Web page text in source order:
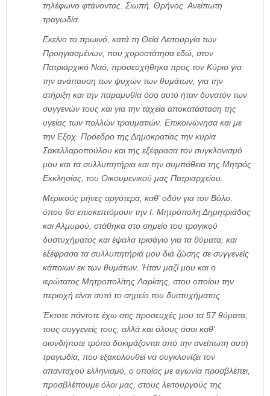
τηλέφωνο φτάνοντας. Σιωπή. Θρήνος. Ανείπωτη
τραγωδία.
Εκείνο το πρωινό, κατά τη Θεία Λειτουργία των
Προηγιασμένων, που χοροστάτησα εδώ, στον
Πατριαρχικό Ναό, προσευχήθηκα προς τον Κύριο για
την ανάπαυση των ψυχών των θυμάτων, για την
στήριξη και την παραμυθία όσο αυτό ήταν δυνατόν των
συγγενών τους και για την ταχεία αποκατάσταση της
υγείας των πολλών τραυματιών. Επικοινώνησα και με
την Εξοχ. Πρόεδρο της Δημοκρατίας την κυρία
Σακελλαροπούλου και της εξέφρασα τον συγκλονισμό
μου και τα συλλυπητήρια και την συμπάθεια της Μητρός
Εκκλησίας, του Οικουμενικού μας Πατριαρχείου.
Μερικούς μήνες αργότερα, καθ’ οδόν για τον Βόλο,
όπου θα επισκεπτόμουν την Ι. Μητρόπολη Δημητριάδος
και Αλμυρού, στάθηκα στο σημείο του τραγικού
δυστυχήματος και έψαλα τρισάγιο για τα θύματα, και
εξέφρασα τα συλλυπητήριά μου διά ζώσης σε συγγενείς
κάποιων εκ των θυμάτων. Ήταν μαζί μου και ο
ιερώτατος Μητροπολίτης Λαρίσης, στου οποίου την
περιοχή είναι αυτό το σημείο του δυστυχήματος.
Έκτοτε πάντοτε έχω στις προσευχές μου τα 57 θύματα,
τους συγγενείς τους, αλλά και όλους όσοι καθ’
οιονδήποτε τρόπο δοκιμάζονται από την ανείπωτη αυτή
τραγωδία, που εξακολουθεί να συγκλονίζει τον
απανταχού ελληνισμό, ο οποίος με αγωνία προσβλέπει,
προσβλέπουμε όλοι μας, στους λειτουργούς της